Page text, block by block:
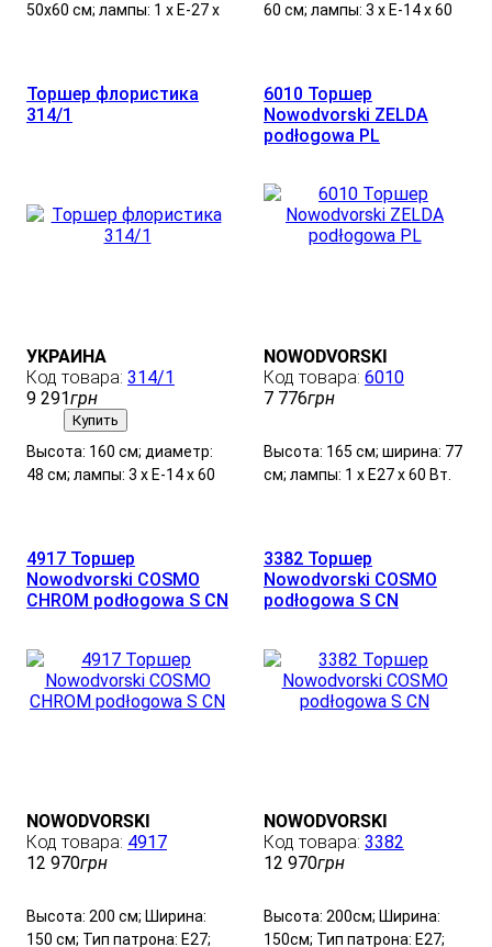
50х60 см; лампы: 1 х Е-27 х
60 см; лампы: 3 х Е-14 х 60
Торшер флористика
314/1
УКРАИНА
314/1
9 291грн
Купить
Высота: 160 см; диаметр:
48 см; лампы: 3 х Е-14 х 60
6010 Торшер
Nowodvorski ZELDA
podłogowa PL
NOWODVORSKI
6010
7 776грн
Высота: 165 см; ширина: 77
см; лампы: 1 х Е27 х 60 Вт.
4917 Торшер
Nowodvorski COSMO
CHROM podłogowa S CN
NOWODVORSKI
4917
12 970грн
Высота: 200 см; Ширина:
150 см; Тип патрона: E27;
3382 Торшер
Nowodvorski COSMO
podłogowa S CN
NOWODVORSKI
3382
12 970грн
Высота: 200см; Ширина:
150см; Тип патрона: E27;